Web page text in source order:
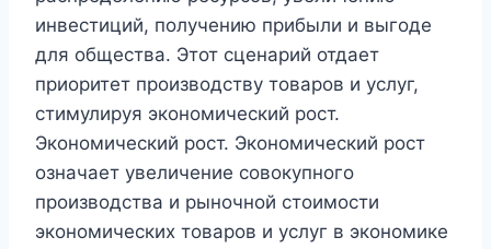
инвестиций, получению прибыли и выгоде
для общества. Этот сценарий отдает
приоритет производству товаров и услуг,
стимулируя экономический рост.
Экономический рост. Экономический рост
означает увеличение совокупного
производства и рыночной стоимости
экономических товаров и услуг в экономике